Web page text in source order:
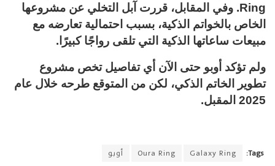
Ring. وفي المقابل، قررت آبل التخلي عن مشروعها
الخاص بالخواتم الذكية، بسبب احتمالية تعارضه مع
مبيعات ساعاتها الذكية التي تلقى رواجًا كبيرًا.
ولم تؤكد أوبو حتى الآن أي تفاصيل تخص مشروع
تطوير الخاتم الذكي، لكن من المتوقع طرحه خلال عام
2025 المقبل.
Tags:
Galaxy Ring
Oura Ring أوبو